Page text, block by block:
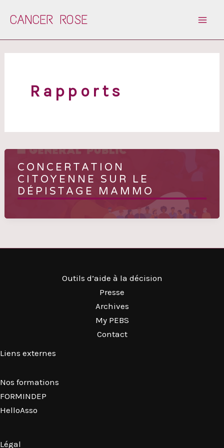
CANCER ROSE
Rapports
CONCERTATION
CITOYENNE SUR LE
DÉPISTAGE MAMMO
Outils d’aide à la décision
Presse
Archives
My PEBS
Contact
Liens externes
Nos formations
FORMINDEP
HelloAsso
Légal